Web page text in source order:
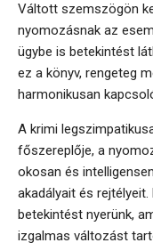
Váltott szemszögön
nyomozásnak az
ügybe is betekintést
ez a könyv, rengeteg
harmonikusan
A krimi
főszereplője, a
okosan és
akadályait és
betekintést nyerünk,
izgalmas változást